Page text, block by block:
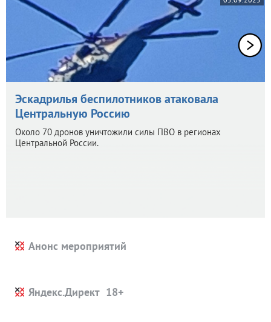
Эскадрилья беспилотников атаковала
Центральную Россию
Около 70 дронов уничтожили силы ПВО в регионах
Центральной России.
Анонс мероприятий
Яндекс.Директ